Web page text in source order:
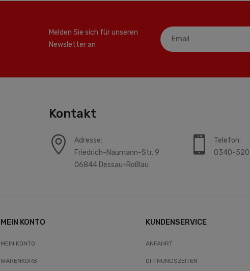
Melden Sie sich für unseren
Newsletter an
Kontakt
Adresse:
Friedrich-Naumann-Str. 9
06844 Dessau-Roßlau
Telefon:
0340-
MEIN KONTO
MEIN KONTO
WARENKORB
KUNDENSERVICE
ANFAHRT
ÖFFNUNGSZEITEN